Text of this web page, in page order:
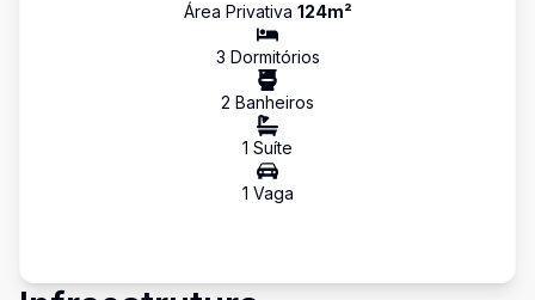
Área Privativa 124m²
3 Dormitórios
2 Banheiros
1 Suíte
1 Vaga